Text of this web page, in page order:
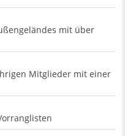
mit über
Mitglieder mit einer